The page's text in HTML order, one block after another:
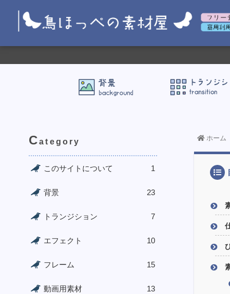
ホーム
Category
このサイトについて 1
背景 23
トランジション 7
エフェクト 10
フレーム 15
動画用素材 13